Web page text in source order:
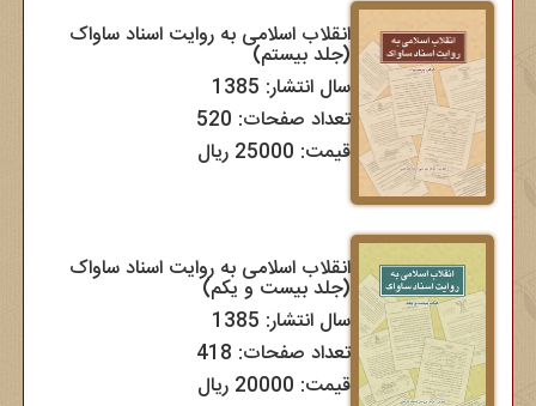
انقلاب اسلامی به روایت اسناد ساواک
(جلد بیستم)
سال انتشار: 1385
تعداد صفحات: 520
قیمت: 25000 ریال
انقلاب اسلامی به روایت اسناد ساواک
(جلد بیست و یکم)
سال انتشار: 1385
تعداد صفحات: 418
قیمت: 20000 ریال